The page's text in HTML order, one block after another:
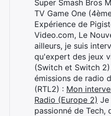
Super Smash Bros
TV Game One
Expérience de
Video.com, Le
ailleurs, je suis
qu'expert des jeux
(Switch et Switch
émissions de radio
(RTL2) : Mon
Radio (Europe 2) Je
passionné de Tech,